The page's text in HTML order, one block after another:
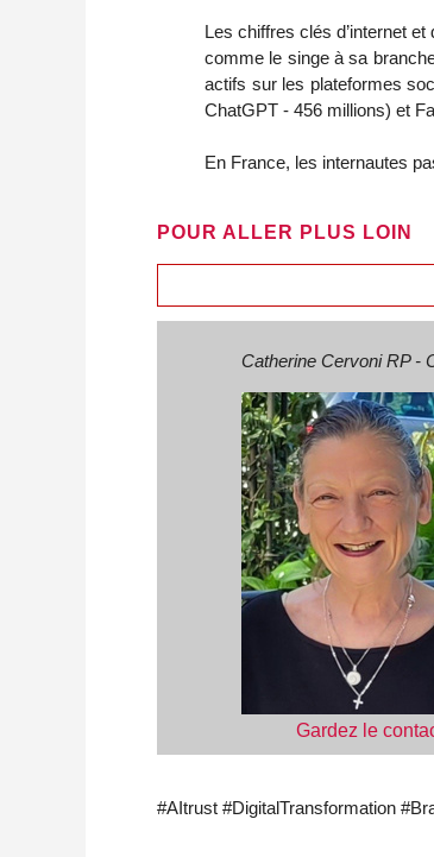
Les chiffres clés d’internet
comme le singe à sa
actifs sur les plateformes
ChatGPT - 456 millions) et
En France, les internautes
POUR ALLER PLUS LOIN
Catherine Cervoni RP -
Gardez le
#AItrust #DigitalTransformation